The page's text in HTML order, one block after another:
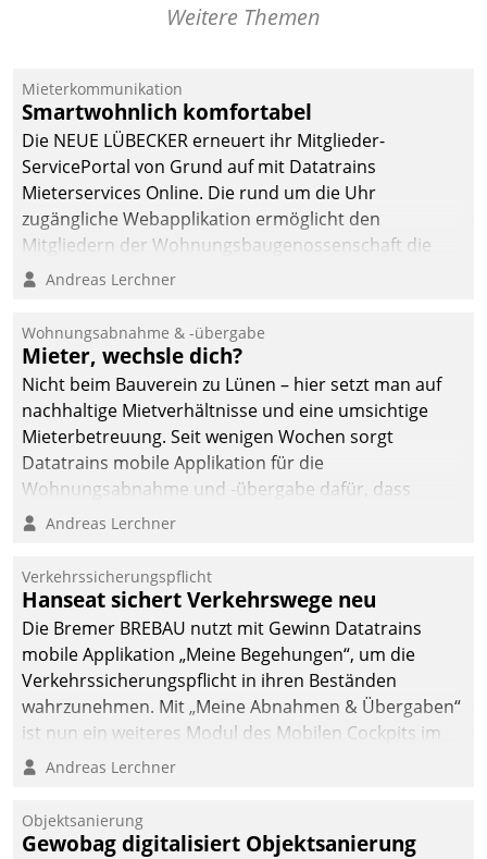
deutscher
Wohnungsunternehmen
– und beschleunigt damit
den Weg vom
Mieteranliegen zum
Dienstleisterauftrag.
Weitere Themen
Mieterkommunikation
Smartwohnlich komfortabel
Die NEUE LÜBECKER erneuert ihr Mitglieder-
ServicePortal von Grund auf mit Datatrains
Mieterservices Online. Die rund um die Uhr
zugängliche Webapplikation ermöglicht den
Mitgliedern der Wohnungs­bau­genossenschaft die
Kontaktaufnahme per Smartphone, Tablet oder PC.
Andreas Lerchner
Wohnungsabnahme & -übergabe
Mieter, wechsle dich?
Nicht beim Bauverein zu Lünen – hier setzt man auf
nachhaltige Mietverhältnisse und eine umsichtige
Mieterbetreuung. Seit wenigen Wochen sorgt
Datatrains mobile Applikation für die
Wohnungsabnahme und -übergabe dafür, dass
Mieter wohlgeordnet kommen und, so es sein muss,
Andreas Lerchner
Verkehrssicherungspflicht
Hanseat sichert Verkehrswege neu
Die Bremer BREBAU nutzt mit Gewinn Datatrains
mobile Applikation „Meine Begehungen“, um die
Verkehrssicherungspflicht in ihren Beständen
wahrzunehmen. Mit „Meine Abnahmen & Übergaben“
ist nun ein weiteres Modul des Mobilen Cockpits im
Einsatz.
Andreas Lerchner
Objektsanierung
Gewobag digitalisiert Objektsanierung